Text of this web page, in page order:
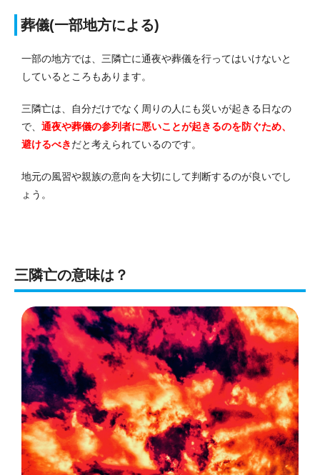
葬儀(一部地方による)
一部の地方では、三隣亡に通夜や葬儀を行ってはいけないと
しているところもあります。
三隣亡は、自分だけでなく周りの人にも災いが起きる日なの
で、 通夜や葬儀の参列者に悪いことが起きるのを防ぐため、
避けるべきだと考えられているのです。
地元の風習や親族の意向を大切にして判断するのが良いでし
ょう。
三隣亡の意味は？